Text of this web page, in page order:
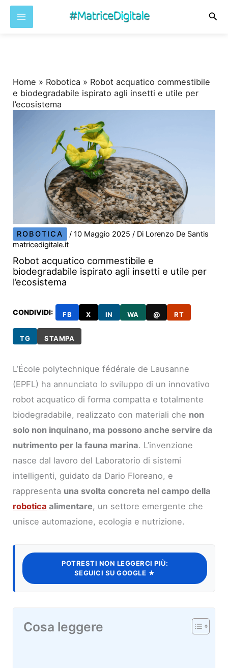
Home » Robotica » Robot acquatico commestibile
e biodegradabile ispirato agli insetti e utile per
l’ecosistema
ROBOTICA /10 Maggio 2025/ Di Lorenzo De Santis
matricedigitale.it
Robot acquatico commestibile e
biodegradabile ispirato agli insetti e utile per
l’ecosistema
CONDIVIDI: FB X IN WA @ RT
TG STAMPA
L’École polytechnique fédérale de Lausanne
(EPFL) ha annunciato lo sviluppo di un innovativo
robot acquatico di forma compatta e totalmente
biodegradabile, realizzato con materiali che non
solo non inquinano, ma possono anche servire da
nutrimento per la fauna marina. L’invenzione
nasce dal lavoro del Laboratorio di sistemi
intelligenti, guidato da Dario Floreano, e
rappresenta una svolta concreta nel campo della
robotica alimentare, un settore emergente che
unisce automazione, ecologia e nutrizione.
POTRESTI NON LEGGERCI PIÙ:
SEGUICI SU GOOGLE ★
Cosa leggere